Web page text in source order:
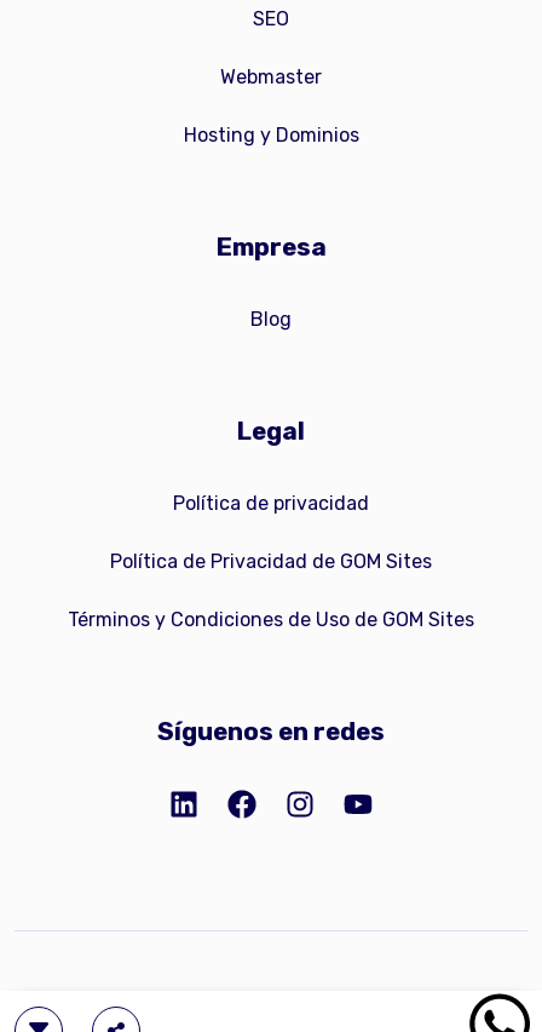
SEO
Webmaster
Hosting y Dominios
Empresa
Blog
Legal
Política de privacidad
Política de Privacidad de GOM Sites
Términos y Condiciones de Uso de GOM Sites
Síguenos en redes
Copyright © 2023 GOM Network, Inc.